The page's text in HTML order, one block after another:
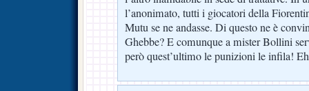
l’anonimato, tutti i giocatori della
Mutu se ne andasse. Di questo ne è
Ghebbe? E comunque a mister Bollini
però quest’ultimo le punizioni le infila!